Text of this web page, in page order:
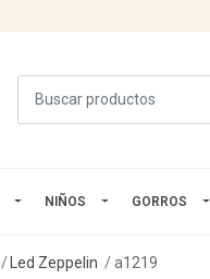
NIÑOS GORROS
Led Zeppelin a1219